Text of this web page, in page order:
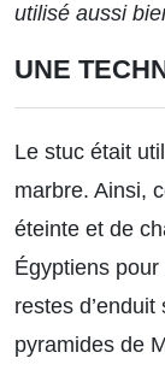
utilisé aussi
UNE
Le stuc était
marbre. Ainsi,
éteinte et de
Égyptiens
restes
pyramides de